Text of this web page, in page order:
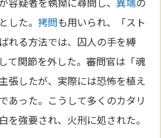
した。拷問も用いられ、「スト
れる方法では、囚人の手を縛
て関節を外した。審問官は「魂
張したが、実際には恐怖を植え
あった。こうして多くのカタリ
を強要され、火刑に処された。